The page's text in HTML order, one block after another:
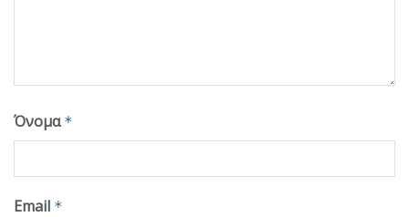
Όνομα *
Email *